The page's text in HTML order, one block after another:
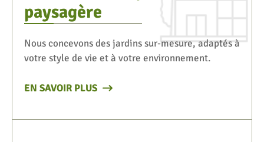
paysagère
Nous concevons des jardins sur-mesure, adaptés à
votre style de vie et à votre environnement.
EN SAVOIR PLUS